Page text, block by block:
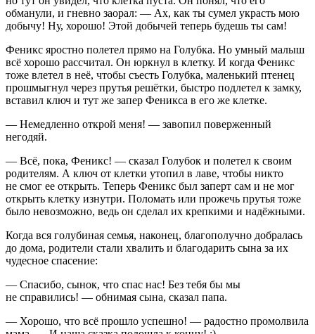
обманули, и гневно заорал: — Ах, как ты сумел украсть мою
добычу! Ну, хорошо! Этой добычей теперь будешь ты сам!
Феникс яростно полетел прямо на Голубка. Но умный малыш
всё хорошо рассчитал. Он юркнул в клетку. И когда Феникс
тоже влетел в неё, чтобы съесть Голубка, маленький птенец
прошмыгнул через прутья решётки, быстро подлетел к замку,
вставил ключ и тут же запер Феникса в его же клетке.
— Немедленно открой меня! — завопил поверженный
негодяй.
— Всё, пока, Феникс! — сказал Голубок и полетел к своим
родителям. А ключ от клетки утопил в лаве, чтобы никто
не смог ее открыть. Теперь Феникс был заперт сам и не мог
открыть клетку изнутри. Поломать или прожечь прутья тоже
было невозможно, ведь он сделал их крепкими и надёжными.
Когда вся голубиная семья, наконец, благополучно добралась
до дома, родители стали хвалить и благодарить сына за их
чудесное спасение:
— Спасибо, сынок, что спас нас! Без тебя бы мы
не справились! — обнимая сына, сказал папа.
— Хорошо, что всё прошло успешно! — радостно промолвила